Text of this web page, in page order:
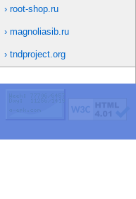
root-shop.ru
magnoliasib.ru
tndproject.org